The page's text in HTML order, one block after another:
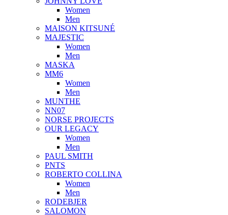
Women
Men
MAISON KITSUNÉ
MAJESTIC
Women
Men
MASKA
MM6
Women
Men
MUNTHE
NN07
NORSE PROJECTS
OUR LEGACY
Women
Men
PAUL SMITH
PNTS
ROBERTO COLLINA
Women
Men
RODEBJER
SALOMON